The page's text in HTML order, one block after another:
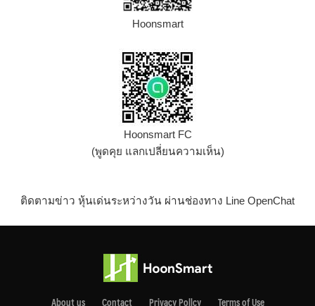
Hoonsmart
Hoonsmart FC
(พูดคุย แลกเปลี่ยนความเห็น)
ติดตามข่าว หุ้นเด่นระหว่างวัน ผ่านช่องทาง Line OpenChat
About us Contact Privacy Pollcy Terms of Use